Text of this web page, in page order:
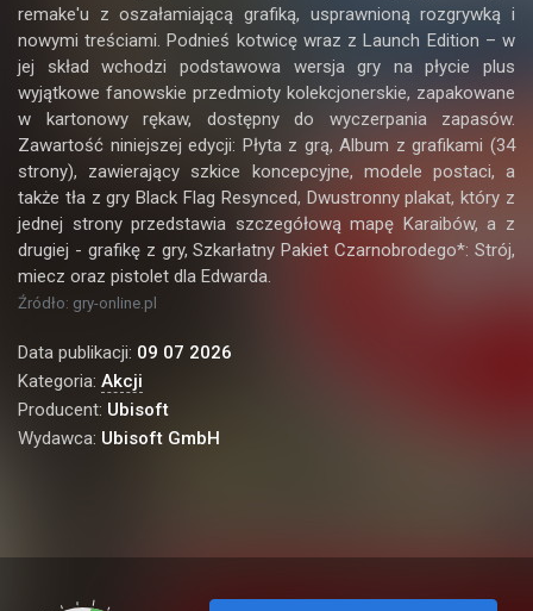
remake'u z oszałamiającą grafiką, usprawnioną rozgrywką i
nowymi treściami. Podnieś kotwicę wraz z Launch Edition – w
jej skład wchodzi podstawowa wersja gry na płycie plus
wyjątkowe fanowskie przedmioty kolekcjonerskie, zapakowane
w kartonowy rękaw, dostępny do wyczerpania zapasów.
Zawartość niniejszej edycji: Płyta z grą, Album z grafikami (34
strony), zawierający szkice koncepcyjne, modele postaci, a
także tła z gry Black Flag Resynced, Dwustronny plakat, który z
jednej strony przedstawia szczegółową mapę Karaibów, a z
drugiej - grafikę z gry, Szkarłatny Pakiet Czarnobrodego*: Strój,
miecz oraz pistolet dla Edwarda.
Źródło: gry-online.pl
Data publikacji: 09 07 2026
Kategoria: Akcji
Producent: Ubisoft
Wydawca: Ubisoft GmbH